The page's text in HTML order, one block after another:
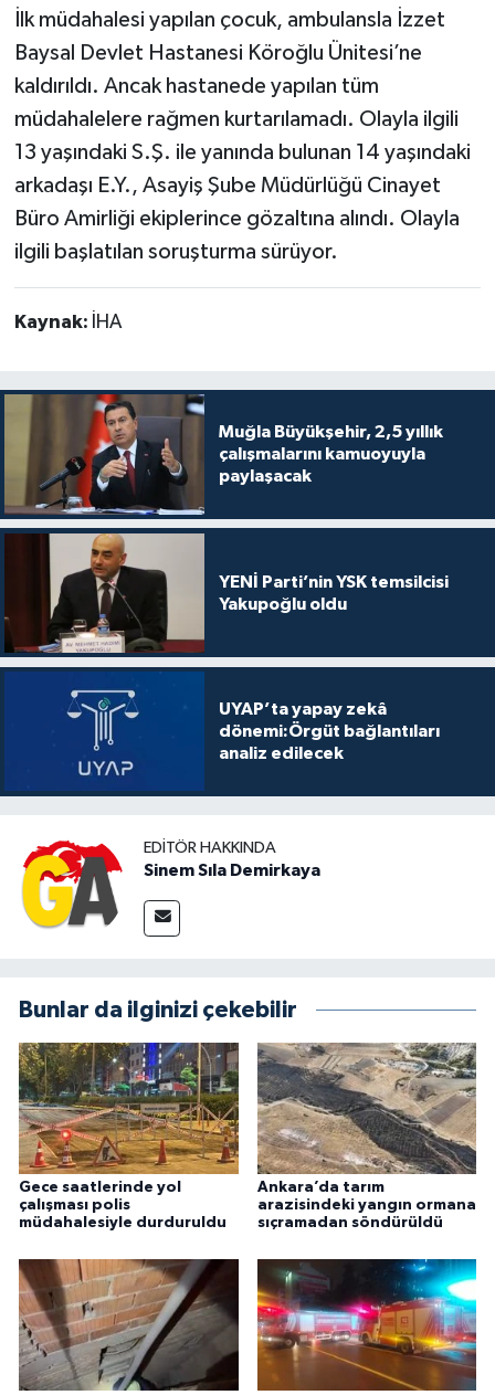
İlk müdahalesi yapılan çocuk, ambulansla İzzet
Baysal Devlet Hastanesi Köroğlu Ünitesi’ne
kaldırıldı. Ancak hastanede yapılan tüm
müdahalelere rağmen kurtarılamadı. Olayla ilgili
13 yaşındaki S.Ş. ile yanında bulunan 14 yaşındaki
arkadaşı E.Y., Asayiş Şube Müdürlüğü Cinayet
Büro Amirliği ekiplerince gözaltına alındı. Olayla
ilgili başlatılan soruşturma sürüyor.
Kaynak: İHA
Muğla Büyükşehir, 2,5 yıllık
çalışmalarını kamuoyuyla
paylaşacak
YENİ Parti’nin YSK temsilcisi
Yakupoğlu oldu
UYAP’ta yapay zekâ
dönemi:Örgüt bağlantıları
analiz edilecek
EDITÖR HAKKINDA
Sinem Sıla Demirkaya
Bunlar da ilginizi çekebilir
Gece saatlerinde yol
çalışması polis
müdahalesiyle durduruldu
Ankara’da tarım
arazisindeki yangın ormana
sıçramadan söndürüldü